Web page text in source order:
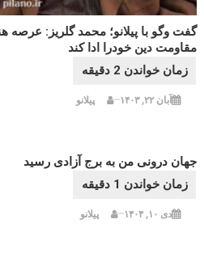
گفت وگو با پیلانو؛ محمد گلریز:
مقاومت دین خودرا ادا کند
آبان ۲۲, ۱۴۰۳ پیلانو
جهان درونی من به برج آزادی رسید
دی ۱۰, ۱۴۰۴ پیلانو